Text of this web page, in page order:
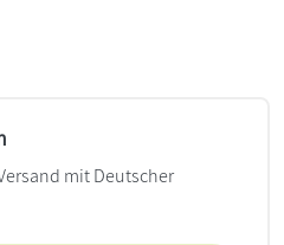
mit Deutscher